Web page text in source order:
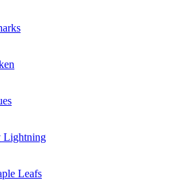
Lightning
Leafs